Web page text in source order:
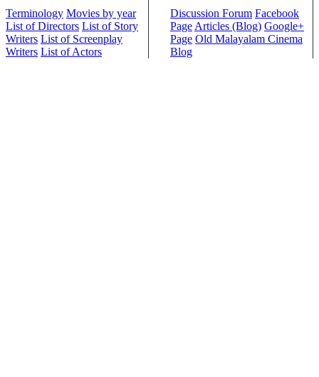
Terminology Movies by year
List of Directors List of Story
Writers List of Screenplay
Writers List of Actors
Discussion Forum Facebook
Page Articles (Blog) Google+
Page Old Malayalam Cinema
Blog